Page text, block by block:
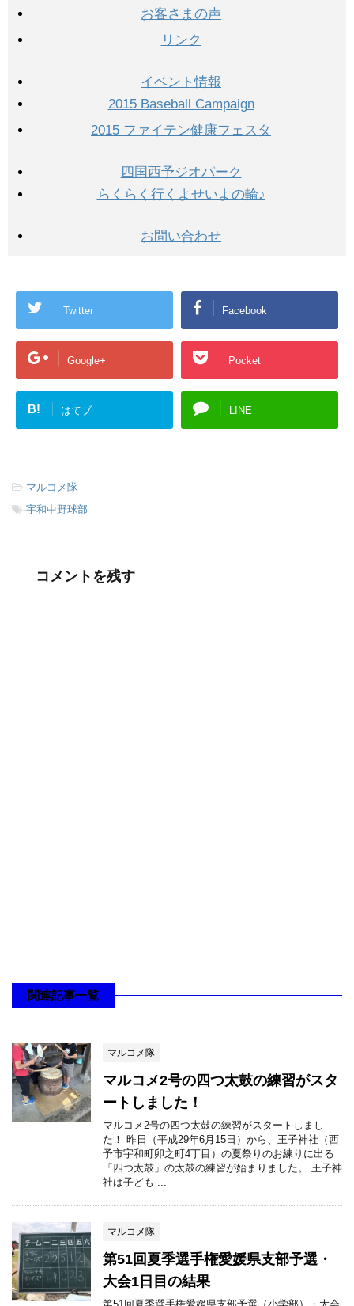
お客さまの声
リンク
イベント情報
2015 Baseball Campaign
2015 ファイテン健康フェスタ
四国西予ジオパーク
らくらく行くよせいよの輪♪
お問い合わせ
Twitter Facebook
Google+ Pocket
B! はてブ LINE
-マルコメ隊
-宇和中野球部
コメントを残す
関連記事一覧
マルコメ隊
マルコメ2号の四つ太鼓の練習がスタ
ートしました！
マルコメ2号の四つ太鼓の練習がスタートしまし
た！ 昨日（平成29年6月15日）から、王子神社（西
予市宇和町卯之町4丁目）の夏祭りのお練りに出る
「四つ太鼓」の太鼓の練習が始まりました。 王子神
社は子ども ...
マルコメ隊
第51回夏季選手権愛媛県支部予選・
大会1日目の結果